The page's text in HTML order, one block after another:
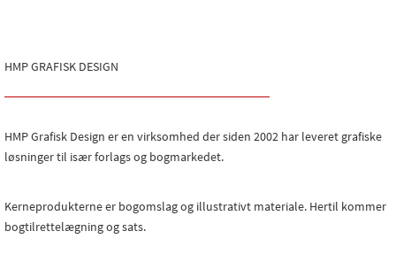
HMP GRAFISK DESIGN
HMP Grafisk Design er en virksomhed der siden 2002 har leveret grafiske
løsninger til især forlags og bogmarkedet.
Kerneprodukterne er bogomslag og illustrativt materiale. Hertil kommer
bogtilrettelægning og sats.